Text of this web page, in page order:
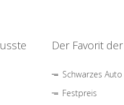
Der Favorit
Schwarzes
Festpreis